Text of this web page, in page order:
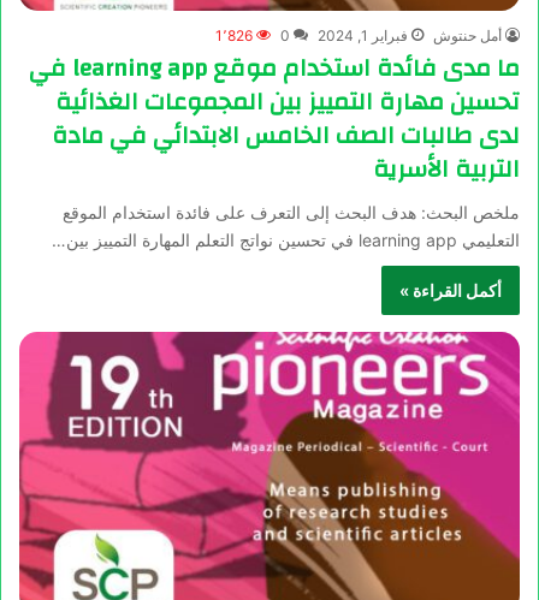
أمل حنتوش فبراير 1, 2024 0 1٬826
ما مدى فائدة استخدام موقع learning app في
تحسين مهارة التمييز بين المجموعات الغذائية
لدى طالبات الصف الخامس الابتدائي في مادة
التربية الأسرية
ملخص البحث: هدف البحث إلى التعرف على فائدة استخدام الموقع
التعليمي learning app في تحسين نواتج التعلم المهارة التمييز بين…
أكمل القراءة »